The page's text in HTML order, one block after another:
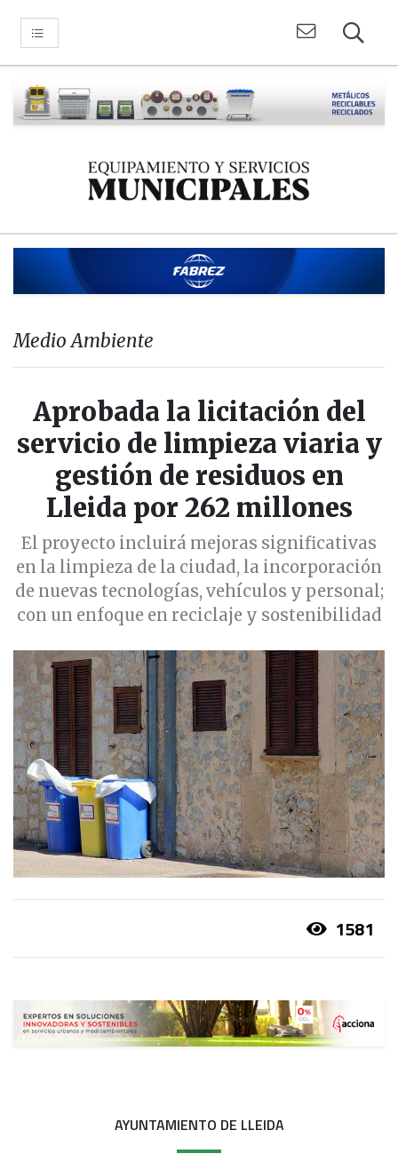
Medio Ambiente
Aprobada la licitación del
servicio de limpieza viaria y
gestión de residuos en
Lleida por 262 millones
El proyecto incluirá mejoras significativas
en la limpieza de la ciudad, la incorporación
de nuevas tecnologías, vehículos y personal;
con un enfoque en reciclaje y sostenibilidad
1581
AYUNTAMIENTO DE LLEIDA